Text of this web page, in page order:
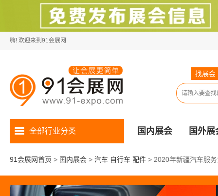
嗨! 欢迎来到91会展网
找展会
全部行业分类 国内展会 国外展
91会展网首页 > 国内展会 > 汽车 自行车 配件 > 2020年新疆汽车服